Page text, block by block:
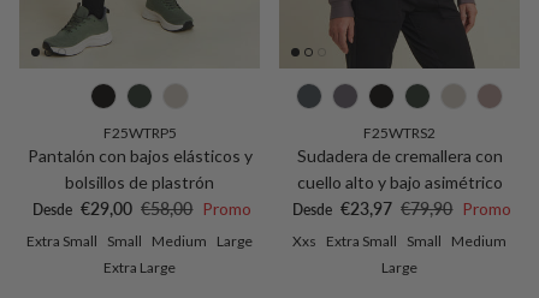
F25WTRP5
Pantalón con bajos elásticos y
bolsillos de plastrón
Precio de venta
Desde €29,00 Precio normal
€58,00 Promo
Extra Small Small Medium
Large
Extra Large
F25WTRS2
Sudadera de cremallera con
cuello alto y bajo asimétrico
Precio de venta
Desde €23,97 Precio normal
€79,90 Promo
Xxs Extra Small Small
Medium
Large